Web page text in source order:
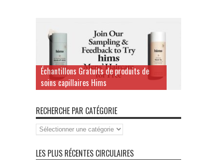
Échantillons Gratuits de produits de
soins capillaires Hims
RECHERCHE PAR CATÉGORIE
Recherche
par
LES PLUS RÉCENTES CIRCULAIRES